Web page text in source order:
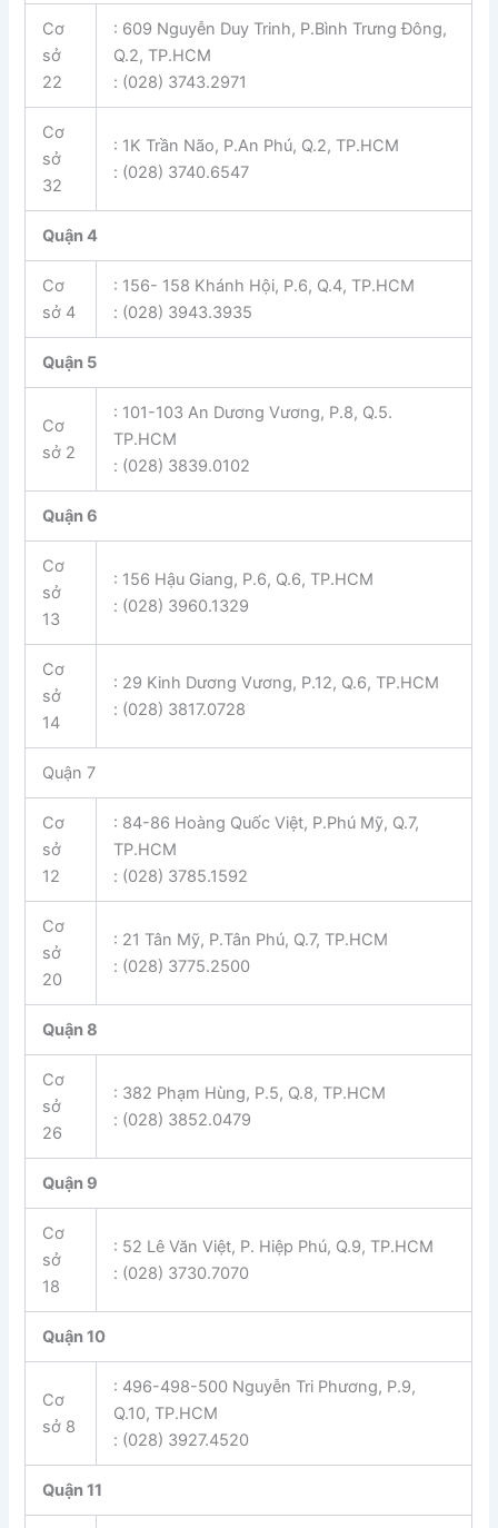
Cơ
sở
22
: 609 Nguyễn Duy Trinh, P.Bình Trưng Đông,
Q.2, TP.HCM
: (028) 3743.2971
Cơ
sở
32
: 1K Trần Não, P.An Phú, Q.2, TP.HCM
: (028) 3740.6547
Quận 4
Cơ
sở 4
: 156- 158 Khánh Hội, P.6, Q.4, TP.HCM
: (028) 3943.3935
Quận 5
Cơ
sở 2
: 101-103 An Dương Vương, P.8, Q.5.
TP.HCM
: (028) 3839.0102
Quận 6
Cơ
sở
13
: 156 Hậu Giang, P.6, Q.6, TP.HCM
: (028) 3960.1329
Cơ
sở
14
: 29 Kinh Dương Vương, P.12, Q.6, TP.HCM
: (028) 3817.0728
Quận 7
Cơ
sở
12
: 84-86 Hoàng Quốc Việt, P.Phú Mỹ, Q.7,
TP.HCM
: (028) 3785.1592
Cơ
sở
20
: 21 Tân Mỹ, P.Tân Phú, Q.7, TP.HCM
: (028) 3775.2500
Quận 8
Cơ
sở
26
: 382 Phạm Hùng, P.5, Q.8, TP.HCM
: (028) 3852.0479
Quận 9
Cơ
sở
18
: 52 Lê Văn Việt, P. Hiệp Phú, Q.9, TP.HCM
: (028) 3730.7070
Quận 10
Cơ
sở 8
: 496-498-500 Nguyễn Tri Phương, P.9,
Q.10, TP.HCM
: (028) 3927.4520
Quận 11